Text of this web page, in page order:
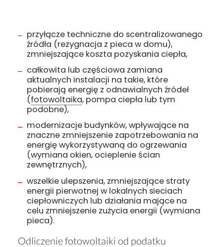
przyłącze techniczne do scentralizowanego
źródła (rezygnacja z pieca w domu),
zmniejszające koszta pozyskania ciepła,
całkowita lub częściowa zamiana
aktualnych instalacji na takie, które
pobierają energię z odnawialnych źródeł
(fotowoltaika, pompa ciepła lub tym
podobne),
modernizacje budynków, wpływające na
znaczne zmniejszenie zapotrzebowania na
energię wykorzystywaną do ogrzewania
(wymiana okien, ocieplenie ścian
zewnętrznych),
wszelkie ulepszenia, zmniejszające straty
energii pierwotnej w lokalnych sieciach
ciepłowniczych lub działania mające na
celu zmniejszenie zużycia energii (wymiana
pieca).
Odliczenie fotowoltaiki od podatku